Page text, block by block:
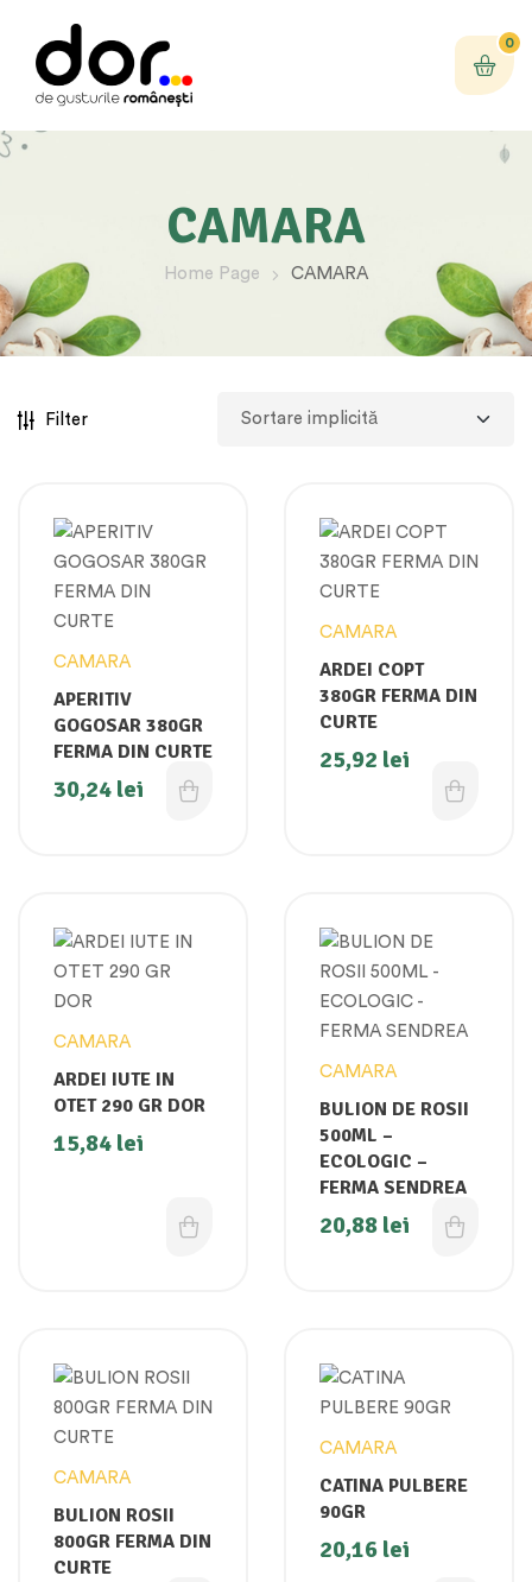
0
CAMARA
Home Page CAMARA
Filter
CAMARA
APERITIV
GOGOSAR 380GR
FERMA DIN CURTE
30,24 lei
CAMARA
ARDEI COPT
380GR FERMA DIN
CURTE
25,92 lei
CAMARA
ARDEI IUTE IN
OTET 290 GR DOR
15,84 lei
CAMARA
BULION DE ROSII
500ML –
ECOLOGIC –
FERMA SENDREA
20,88 lei
CAMARA
BULION ROSII
800GR FERMA DIN
CURTE
CAMARA
CATINA PULBERE
90GR
20,16 lei